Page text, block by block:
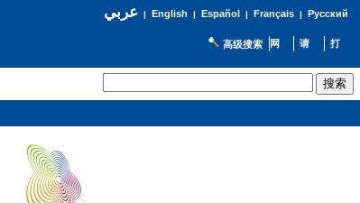
عربي| English | Español | Français| Русский
高级搜索